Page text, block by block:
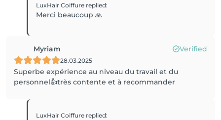
LuxHair Coiffure replied:
Merci beaucoup 🙏
Myriam Verified
28.03.2025
Superbe expérience au niveau du travail et du
personnel👍très contente et à recommander
LuxHair Coiffure replied: